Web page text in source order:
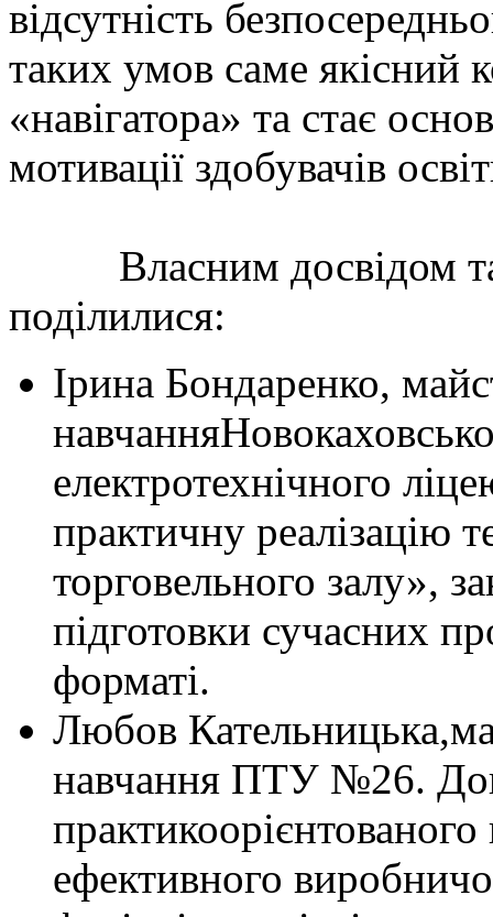
відсутність
таких умов саме якісний
«навігатора» та стає
мотивації здобувачів
Власним досвідом та
поділилися:
Ірина Бондаренко,
електротехнічного
практичну реалізацію
торговельного залу»,
підготовки сучасних
форматі.
Любов
навчання ПТУ №26.
ефективного